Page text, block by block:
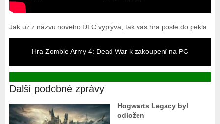
Jak už z názvu nového DLC vyplývá, tak vás hra pošle do pekla.
Hra Zombie Army 4: Dead War k zakoupení na PC
Další podobné zprávy
Hogwarts Legacy byl
odložen